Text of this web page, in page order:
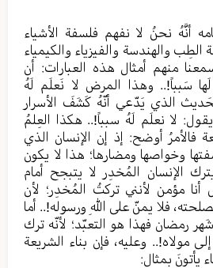
أنَّهُ نحنُ لا نفهم فلسفة الأشياء
الطِب والهندسة والفيزياء والكيمياء
منهم أمثال هذه العبارات: أن
سَبباً!.. وهذا المرض لا نَعلَم لَهُ
الذي يَدّعي أنّهُ كَشَفَ الأسرار
لا نعلَم لَهُ سبباً!.. هكذا العِلمُ
فالأمرُ أوضح: إذ إن الإنسان الذي
وخواصها ومضارها؛ هذا لا يكون
الإنسان المُخدِر لا يتبجح أمام
أنا مؤمن لأنني تركتُ المُخدِر؛ لأن
فلا يمنّ على اللهِ ورسوله!.. أما
رمضان فهذا هو التعبّد؛ لأنّه ترك
مولاه!.. وعليه، فإن بناء الشريعة
يأتونَ بمثال: